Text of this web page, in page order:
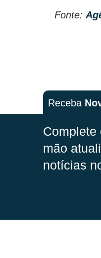
Fonte:
Receba
Complete
mão
notícias